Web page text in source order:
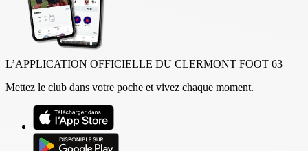
L’APPLICATION OFFICIELLE DU CLERMONT FOOT 63
Mettez le club dans votre poche et vivez chaque moment.